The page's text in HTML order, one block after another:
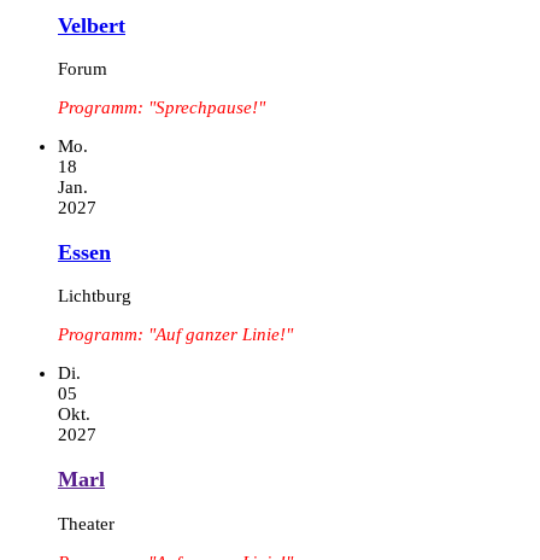
Velbert
Forum
Programm: "Sprechpause!"
Mo.
18
Jan.
2027
Essen
Lichtburg
Programm: "Auf ganzer Linie!"
Di.
05
Okt.
2027
Marl
Theater